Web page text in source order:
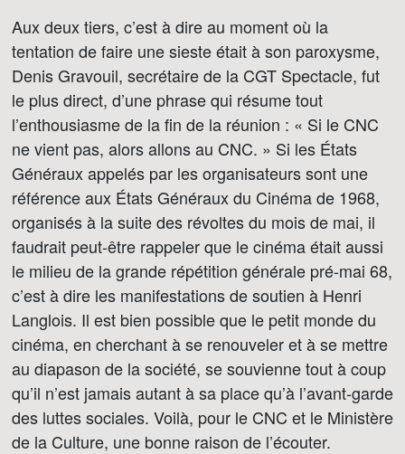
Aux deux tiers, c’est à dire au moment où la
tentation de faire une sieste était à son paroxysme,
Denis Gravouil, secrétaire de la CGT Spectacle, fut
le plus direct, d’une phrase qui résume tout
l’enthousiasme de la fin de la réunion : « Si le CNC
ne vient pas, alors allons au CNC. » Si les États
Généraux appelés par les organisateurs sont une
référence aux États Généraux du Cinéma de 1968,
organisés à la suite des révoltes du mois de mai, il
faudrait peut-être rappeler que le cinéma était aussi
le milieu de la grande répétition générale pré-mai 68,
c’est à dire les manifestations de soutien à Henri
Langlois. Il est bien possible que le petit monde du
cinéma, en cherchant à se renouveler et à se mettre
au diapason de la société, se souvienne tout à coup
qu’il n’est jamais autant à sa place qu’à l’avant-garde
des luttes sociales. Voilà, pour le CNC et le Ministère
de la Culture, une bonne raison de l’écouter.